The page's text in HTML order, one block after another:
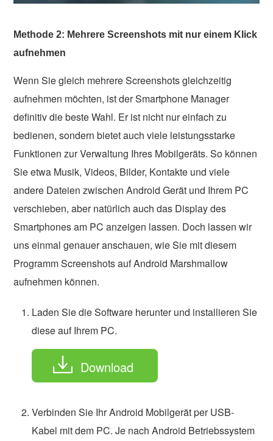
Methode 2: Mehrere Screenshots mit nur einem Klick
aufnehmen
Wenn Sie gleich mehrere Screenshots gleichzeitig
aufnehmen möchten, ist der Smartphone Manager
definitiv die beste Wahl. Er ist nicht nur einfach zu
bedienen, sondern bietet auch viele leistungsstarke
Funktionen zur Verwaltung Ihres Mobilgeräts. So können
Sie etwa Musik, Videos, Bilder, Kontakte und viele
andere Dateien zwischen Android Gerät und Ihrem PC
verschieben, aber natürlich auch das Display des
Smartphones am PC anzeigen lassen. Doch lassen wir
uns einmal genauer anschauen, wie Sie mit diesem
Programm Screenshots auf Android Marshmallow
aufnehmen können.
Laden Sie die Software herunter und installieren Sie
diese auf Ihrem PC.
Download
Verbinden Sie Ihr Android Mobilgerät per USB-
Kabel mit dem PC. Je nach Android Betriebssystem